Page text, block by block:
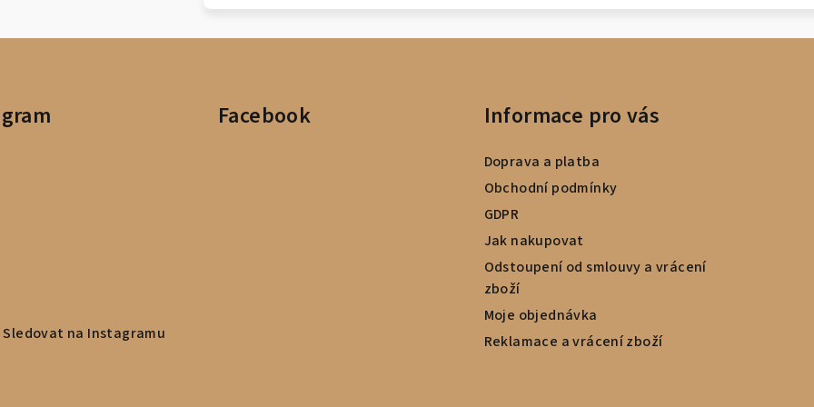
Sledovat na Instagramu
Facebook Informace pro vás
Doprava a platba
Obchodní podmínky
GDPR
Jak nakupovat
Odstoupení od smlouvy a vrácení
zboží
Moje objednávka
Reklamace a vrácení zboží